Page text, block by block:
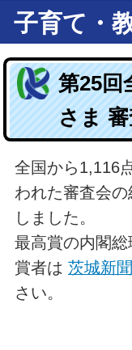
子育て・
第25回
さま
全国から1,116
われた審査会
しました。
最高賞の内閣
賞者は 茨城新
さい。